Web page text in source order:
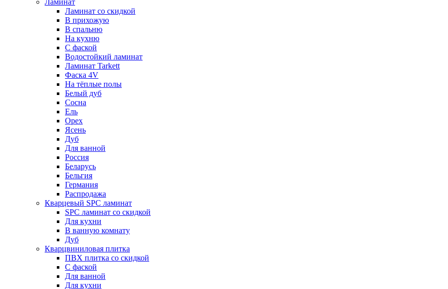
Ламинат
Ламинат со скидкой
В прихожую
В спальню
На кухню
С фаской
Водостойкий ламинат
Ламинат Tarkett
Фаска 4V
На тёплые полы
Белый дуб
Сосна
Ель
Орех
Ясень
Дуб
Для ванной
Россия
Беларусь
Бельгия
Германия
Распродажа
Кварцевый SPC ламинат
SPC ламинат со скидкой
Для кухни
В ванную комнату
Дуб
Кварцвиниловая плитка
ПВХ плитка со скидкой
С фаской
Для ванной
Для кухни